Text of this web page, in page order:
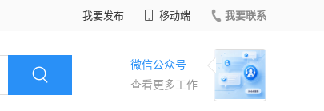
我要发布 移动端 我要联系
微信公众号
查看更多工作